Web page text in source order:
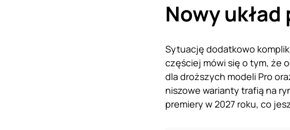
Nowy
Sytuację dodatkowo
częściej mówi się o tym, że
dla droższych modeli Pro
niszowe warianty trafią na
premiery w 2027 roku, co